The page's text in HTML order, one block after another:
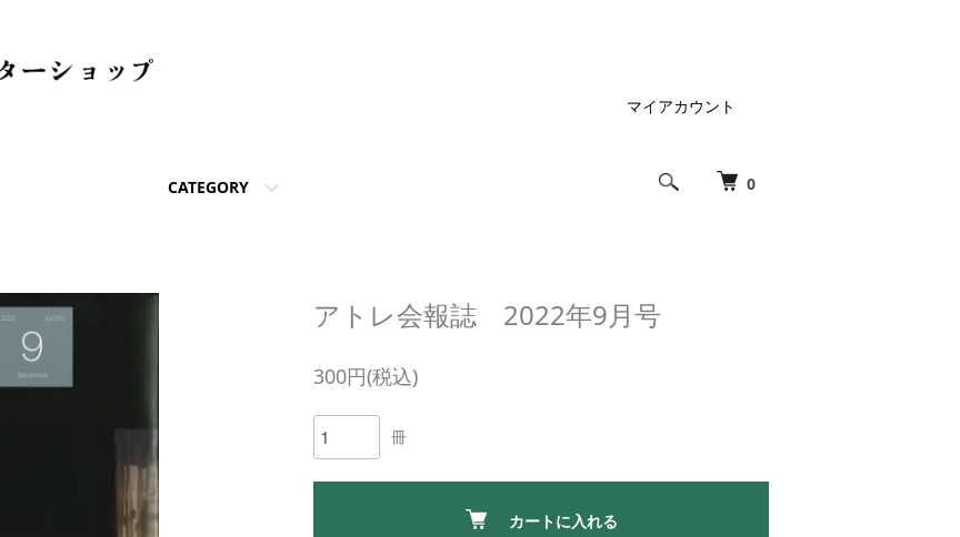
0
CATEGORY
マイアカウント
アトレ会報誌 2022年9月号
300円(税込)
冊
カートに入れる